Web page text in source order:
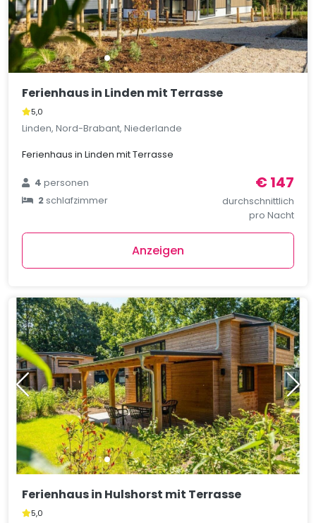
Ferienhaus in Linden mit Terrasse
5,0
Linden, Nord-Brabant, Niederlande
Ferienhaus in Linden mit Terrasse
4personen
2schlafzimmer
€ 147
durchschnittlich
pro Nacht
Anzeigen
Ferienhaus in Hulshorst mit Terrasse
5,0